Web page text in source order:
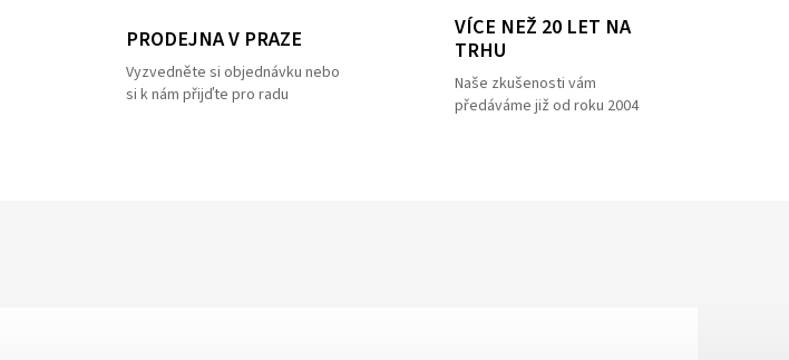
PRODEJNA V PRAZE
Vyzvedněte si objednávku nebo
si k nám přijďte pro radu
VÍCE NEŽ 20 LET NA
TRHU
Naše zkušenosti vám
předáváme již od roku 2004